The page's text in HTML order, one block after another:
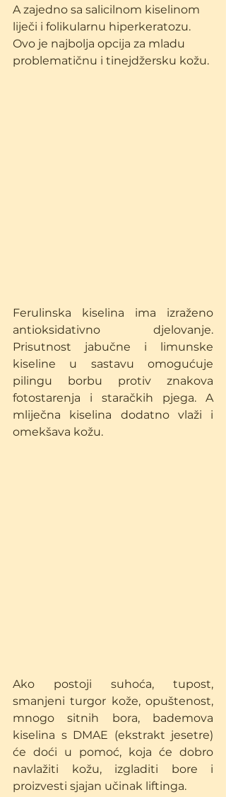
A zajedno sa salicilnom kiselinom
liječi i folikularnu hiperkeratozu.
Ovo je najbolja opcija za mladu
problematičnu i tinejdžersku kožu.
Ferulinska kiselina ima izraženo
antioksidativno djelovanje.
Prisutnost jabučne i limunske
kiseline u sastavu omogućuje
pilingu borbu protiv znakova
fotostarenja i staračkih pjega. A
mliječna kiselina dodatno vlaži i
omekšava kožu.
Ako postoji suhoća, tupost,
smanjeni turgor kože, opuštenost,
mnogo sitnih bora, bademova
kiselina s DMAE (ekstrakt jesetre)
će doći u pomoć, koja će dobro
navlažiti kožu, izgladiti bore i
proizvesti sjajan učinak liftinga.